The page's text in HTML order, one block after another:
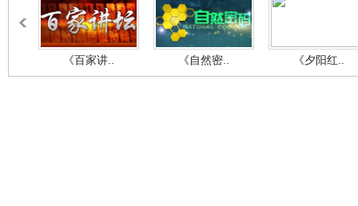
《百家讲.. 《自然密.. 《夕阳红..